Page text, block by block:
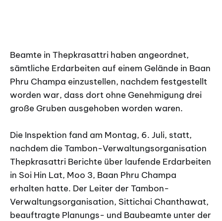
Beamte in Thepkrasattri haben angeordnet,
sämtliche Erdarbeiten auf einem Gelände in Baan
Phru Champa einzustellen, nachdem festgestellt
worden war, dass dort ohne Genehmigung drei
große Gruben ausgehoben worden waren.
Die Inspektion fand am Montag, 6. Juli, statt,
nachdem die Tambon-Verwaltungsorganisation
Thepkrasattri Berichte über laufende Erdarbeiten
in Soi Hin Lat, Moo 3, Baan Phru Champa
erhalten hatte. Der Leiter der Tambon-
Verwaltungsorganisation, Sittichai Chanthawat,
beauftragte Planungs- und Baubeamte unter der